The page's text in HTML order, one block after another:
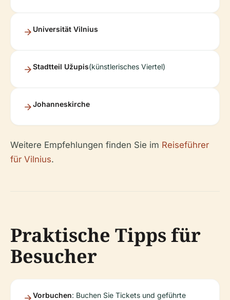
Universität Vilnius
Stadtteil Užupis(künstlerisches Viertel)
Johanneskirche
Weitere Empfehlungen finden Sie im Reiseführer
für Vilnius.
Praktische Tipps für
Besucher
Vorbuchen: Buchen Sie Tickets und geführte